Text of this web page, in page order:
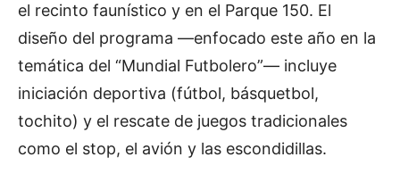
el recinto faunístico y en el Parque 150. El
diseño del programa —enfocado este año en la
temática del “Mundial Futbolero”— incluye
iniciación deportiva (fútbol, básquetbol,
tochito) y el rescate de juegos tradicionales
como el stop, el avión y las escondidillas.